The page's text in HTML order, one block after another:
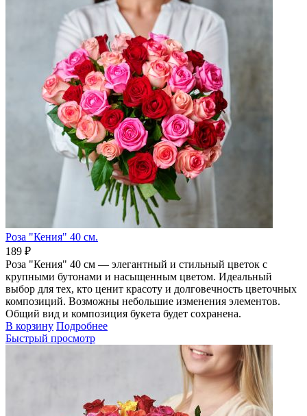
Роза "Кения" 40 см.
189 ₽
Роза "Кения" 40 см — элегантный и стильный цветок с
крупными бутонами и насыщенным цветом. Идеальный
выбор для тех, кто ценит красоту и долговечность цветочных
композиций. Возможны небольшие изменения элементов.
Общий вид и композиция букета будет сохранена.
В корзину Подробнее
Быстрый просмотр